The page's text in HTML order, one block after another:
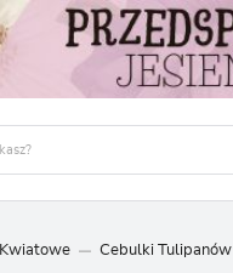
Cebulki Tulipanów